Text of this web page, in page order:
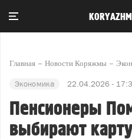
Главная Новости Коряжмы
Экономика 22.04.2026 -
Пенсионеры
выбирают